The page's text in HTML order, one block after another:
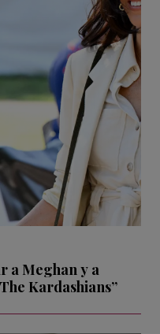
a Meghan y a
Kardashians”